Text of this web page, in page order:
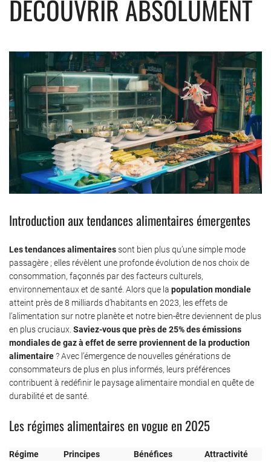
DÉCOUVRIR ABSOLUMENT
Introduction aux tendances alimentaires émergentes
Les tendances alimentairessont bien plus qu’une simple mode
passagère ; elles révèlent une profonde évolution de nos choix de
consommation, façonnés par des facteurs culturels,
environnementaux et de santé. Alors que la population mondiale
atteint près de 8 milliards d’habitants en 2023, les effets de
l’alimentation sur notre planète et notre bien-être deviennent de plus
en plus cruciaux. Saviez-vous que près de 25% des émissions
mondiales de gaz à effet de serre proviennent de la production
alimentaire? Avec l’émergence de nouvelles générations de
consommateurs de plus en plus informés, leurs préférences
contribuent à redéfinir le paysage alimentaire mondial en quête de
durabilité et de santé.
Les régimes alimentaires en vogue en 2025
Régime Principes Bénéfices Attractivité